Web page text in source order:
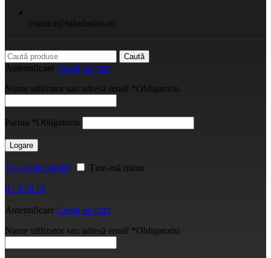
contact@bikefusion.ro
Caută
Autentificare Creați un cont
Nume utilizator sau adresă email *Obligatoriu
Parola *Obligatoriu
Logare
Ți-ai uitat parola?
Ține-mă minte
0 / 0,00 lei
Autentificare Creați un cont
Nume utilizator sau adresă email *Obligatoriu